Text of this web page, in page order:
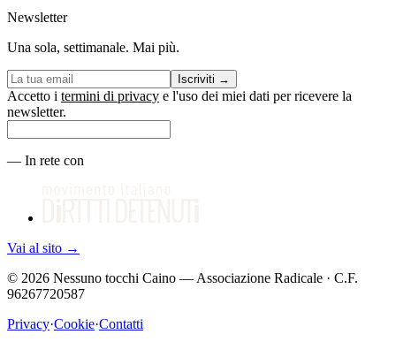
Newsletter
Una sola, settimanale. Mai più.
Iscriviti →
Accetto i termini di privacy e l'uso dei miei dati per ricevere la
newsletter.
— In rete con
Vai al sito →
© 2026 Nessuno tocchi Caino — Associazione Radicale · C.F.
96267720587
Privacy·Cookie·Contatti